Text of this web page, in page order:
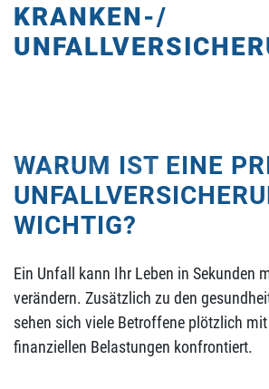
KRANKEN-/
WARUM IST EINE
WICHTIG?
Ein Unfall kann Ihr Leben in Sekunden
verändern. Zusätzlich zu den
sehen sich viele Betroffene plötzlich
finanziellen Belastungen konfrontiert.